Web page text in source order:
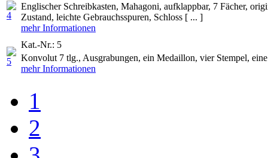
Englischer Schreibkasten, Mahagoni, aufklappbar, 7 Fächer,
Zustand, leichte Gebrauchsspuren, Schloss [ ... ]
mehr Informationen
Kat.-Nr.: 5
Konvolut 7 tlg., Ausgrabungen, ein Medaillon, vier Stempel,
mehr Informationen
1
2